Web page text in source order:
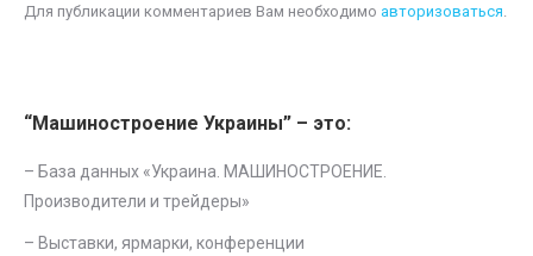
Для публикации комментариев Вам необходимо авторизоваться.
“Машиностроение Украины” – это:
– База данных «Украина. МАШИНОСТРОЕНИЕ.
Производители и трейдеры»
– Выставки, ярмарки, конференции